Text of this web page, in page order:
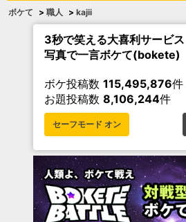
ボケて > 職人 > kajii
3秒で笑える大喜利サービス
写真で一言ボケて(bokete)
ボケ投稿数 115,495,876件
お題投稿数 8,106,244件
セーフモード オン